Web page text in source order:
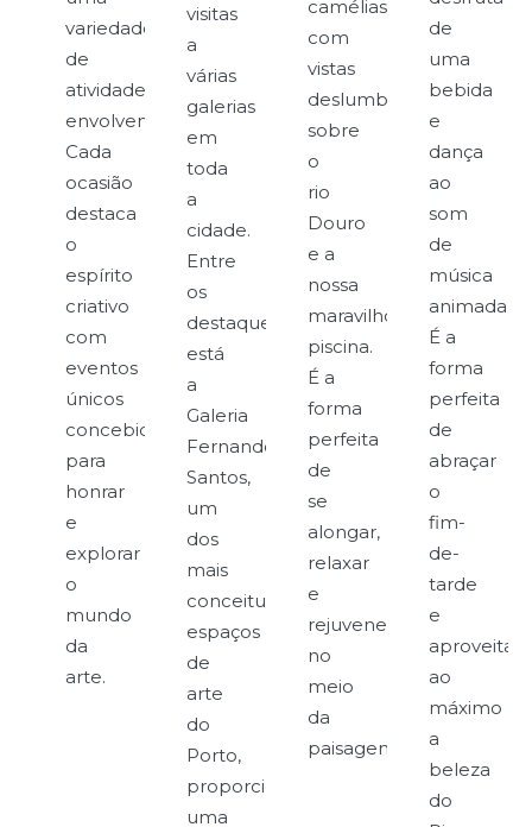
variedade
de
atividades
envolventes.
Cada
ocasião
destaca
o
espírito
criativo
com
eventos
únicos
concebidos
para
honrar
e
explorar
o
mundo
da
arte.
visitas
a
várias
galerias
em
toda
a
cidade.
Entre
os
destaques
está
a
Galeria
Fernando
Santos,
um
dos
mais
conceituados
espaços
de
arte
do
Porto,
proporcionando
uma
camélias
com
vistas
deslumbrantes
sobre
o
rio
Douro
e a
nossa
maravilhosa
piscina.
É a
forma
perfeita
de
se
alongar,
relaxar
e
rejuvenescer
no
meio
da
paisagem.
de
uma
bebida
e
dança
ao
som
de
música
animada.
É a
forma
perfeita
de
abraçar
o
fim-
de-
tarde
e
aproveitar
ao
máximo
a
beleza
do